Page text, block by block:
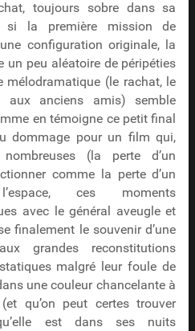
toujours sobre dans sa
si la première mission de
configuration originale, la
un peu aléatoire de péripéties
mélodramatique (le rachat, le
aux anciens amis) semble
en témoigne ce petit final
dommage pour un film qui,
(la perte d’un
comme la perte d’un
ces moments
avec le général aveugle et
finalement le souvenir d’une
grandes reconstitutions
malgré leur foule de
une couleur chancelante à
qu’on peut certes trouver
est dans ses nuits